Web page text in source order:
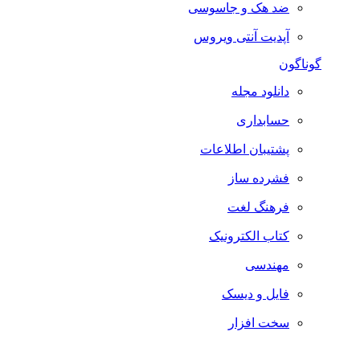
ضد هک و جاسوسی
آپدیت آنتی ویروس
گوناگون
دانلود مجله
حسابداری
پشتیبان اطلاعات
فشرده ساز
فرهنگ لغت
کتاب الکترونیک
مهندسی
فایل و دیسک
سخت افزار